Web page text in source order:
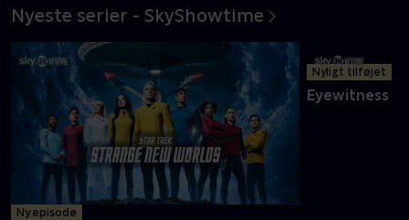
Nyeste serier - SkyShowtime
Ny episode
Nyligt tilføjet
Eyewitness